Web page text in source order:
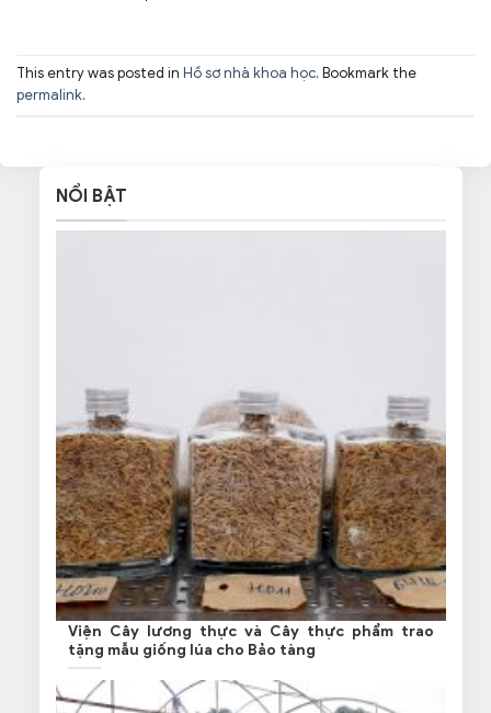
This entry was posted in Hồ sơ nhà khoa học. Bookmark the
permalink.
NỔI BẬT
Viện Cây lương thực và Cây thực phẩm trao
tặng mẫu giống lúa cho Bảo tàng